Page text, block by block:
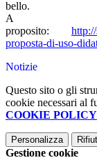
bello.
A
proposito:
proposta-di-uso-
Notizie
Questo sito o gli
cookie necessari al
COOKIE POLICY
Personalizza
Gestione cookie